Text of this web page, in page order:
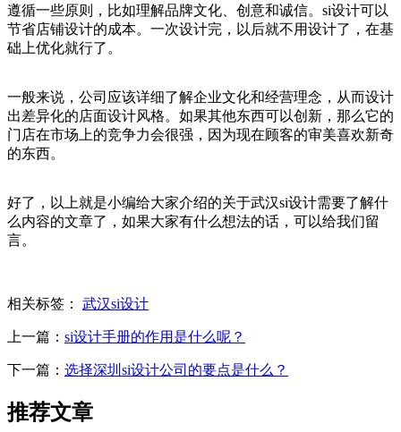
遵循一些原则，比如理解品牌文化、创意和诚信。si设计可以
节省店铺设计的成本。一次设计完，以后就不用设计了，在基
础上优化就行了。
一般来说，公司应该详细了解企业文化和经营理念，从而设计
出差异化的店面设计风格。如果其他东西可以创新，那么它的
门店在市场上的竞争力会很强，因为现在顾客的审美喜欢新奇
的东西。
好了，以上就是小编给大家介绍的关于武汉si设计需要了解什
么内容的文章了，如果大家有什么想法的话，可以给我们留
言。
相关标签： 武汉si设计
上一篇： si设计手册的作用是什么呢？
下一篇： 选择深圳si设计公司的要点是什么？
推荐文章